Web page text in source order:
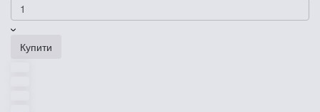
Купити